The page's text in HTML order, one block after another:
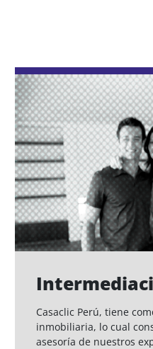
Casaclic Perú, tiene
inmobiliaria, lo cual
asesoría de nuestros